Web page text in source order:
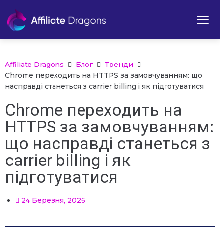
Affiliate Dragons Блог
Тренди
Chrome переходить на HTTPS за замовчуванням: що
насправді станеться з carrier billing і як підготуватися
Chrome переходить на
HTTPS за замовчуванням:
що насправді станеться з
carrier billing і як
підготуватися
24 Березня, 2026